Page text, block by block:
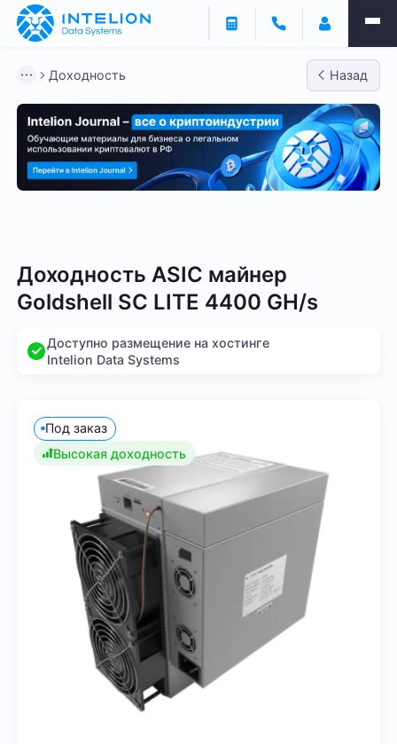
Доходность Назад
Доходность ASIC майнер
Goldshell SC LITE 4400 GH/s
Доступно размещение на хостинге
Intelion Data Systems
Под заказ
Высокая доходность